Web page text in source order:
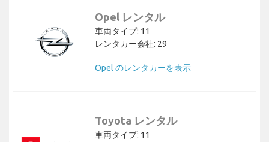
Opel レンタル
車両タイプ: 11
レンタカー会社: 29
Opel のレンタカーを表示
Toyota レンタル
車両タイプ: 11